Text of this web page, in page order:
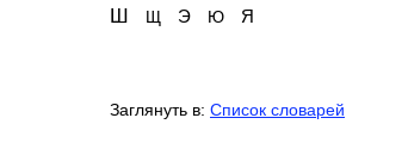
Ш Щ Э Ю Я
Заглянуть в: Список словарей